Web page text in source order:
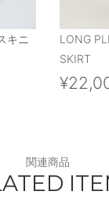
キニ
LONG
SKIRT
関連商品